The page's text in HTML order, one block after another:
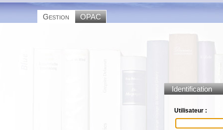
Gestion OPAC
Identification
Utilisateur :